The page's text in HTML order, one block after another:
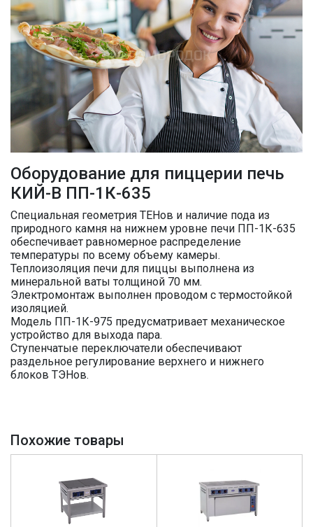
Оборудование для пиццерии печь
КИЙ-В ПП-1К-635
Специальная геометрия ТЕНов и наличие пода из
природного камня на нижнем уровне печи ПП-1К-635
обеспечивает равномерное распределение
температуры по всему объему камеры.
Теплоизоляция печи для пиццы выполнена из
минеральной ваты толщиной 70 мм.
Электромонтаж выполнен проводом с термостойкой
изоляцией.
Модель ПП-1К-975 предусматривает механическое
устройство для выхода пара.
Ступенчатые переключатели обеспечивают
раздельное регулирование верхнего и нижнего
блоков ТЭНов.
Похожие товары